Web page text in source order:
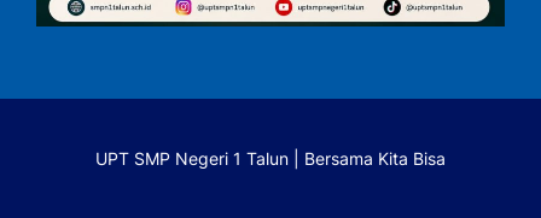
UPT SMP Negeri 1 Talun | Bersama Kita Bisa